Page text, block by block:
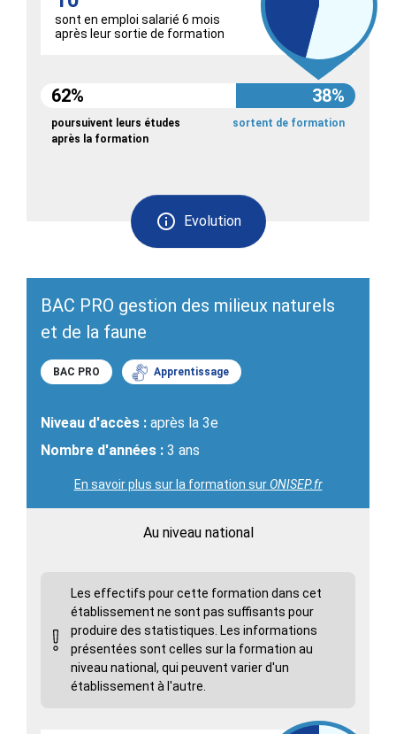
Evolution
sont en emploi salarié 6 mois
après leur sortie de formation
62% 38%
poursuivent leurs études
après la formation
sortent de formation
BAC PRO gestion des milieux naturels
et de la faune
BAC PRO Apprentissage
Niveau d'accès : après la 3e
Nombre d'années : 3 ans
En savoir plus sur la formation surONISEP.fr
Au niveau national
Les effectifs pour cette formation dans cet
établissement ne sont pas suffisants pour
produire des statistiques. Les informations
présentées sont celles sur la formation au
niveau national, qui peuvent varier d'un
établissement à l'autre.